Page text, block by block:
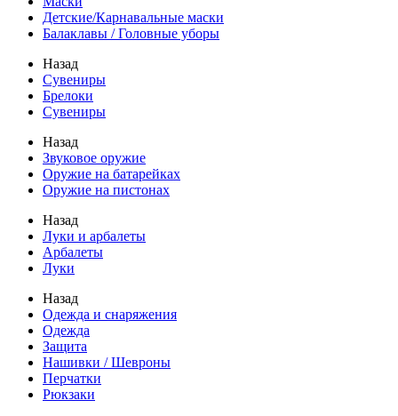
Детские/Карнавальные маски
Балаклавы / Головные уборы
Назад
Сувениры
Брелоки
Сувениры
Назад
Звуковое оружие
Оружие на батарейках
Оружие на пистонах
Назад
Луки и арбалеты
Арбалеты
Луки
Назад
Одежда и снаряжения
Одежда
Защита
Нашивки / Шевроны
Перчатки
Рюкзаки